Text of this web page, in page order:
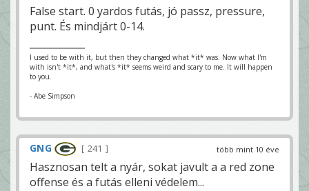
False start. 0 yardos futás, jó passz, pressure,
punt. És mindjárt 0-14.
I used to be with it, but then they changed what *it* was. Now what I'm
with isn't *it*, and what's *it* seems weird and scary to me. It will happen
to you.
- Abe Simpson
több mint 10 éve
GNG 241
Hasznosan telt a nyár, sokat javult a a red zone
offense és a futás elleni védelem...